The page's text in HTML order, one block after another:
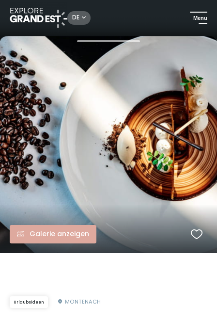
DE Menu
Sehenswertes in der Region Grand Est Träume & Gastronomie im K - Le Domaine de la Klauss
Galerie anzeigen
Urlaubsideen MONTENACH